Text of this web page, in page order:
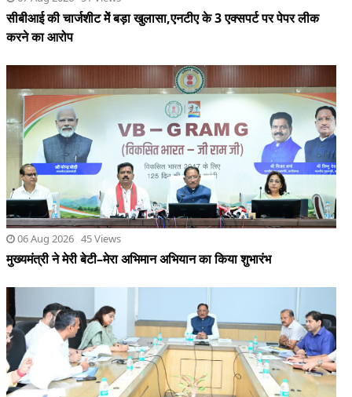
06 Aug 2026 45 Views
मुख्यमंत्री ने मेरी बेटी–मेरा अभिमान अभियान का किया शुभारंभ
06 Aug 2026 44 Views
शासन की जनकल्याणकारी योजनाओं का करें समयबद्ध क्रियान्वयन , प्रत्येक
पात्र व्यक्ति को मिले शासन की योजनाओं का लाभ : मुख्यमंत्री साय